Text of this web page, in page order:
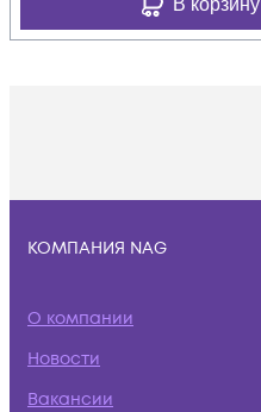
В корзину
КОМПАНИЯ NAG
О компании
Новости
Вакансии